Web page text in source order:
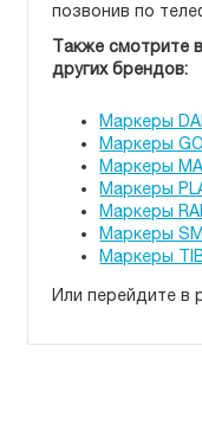
позвонив по
Также смотрите
других брендов:
Маркеры
Маркеры
Маркеры
Маркеры
Маркеры
Маркеры
Маркеры
Или перейдите в